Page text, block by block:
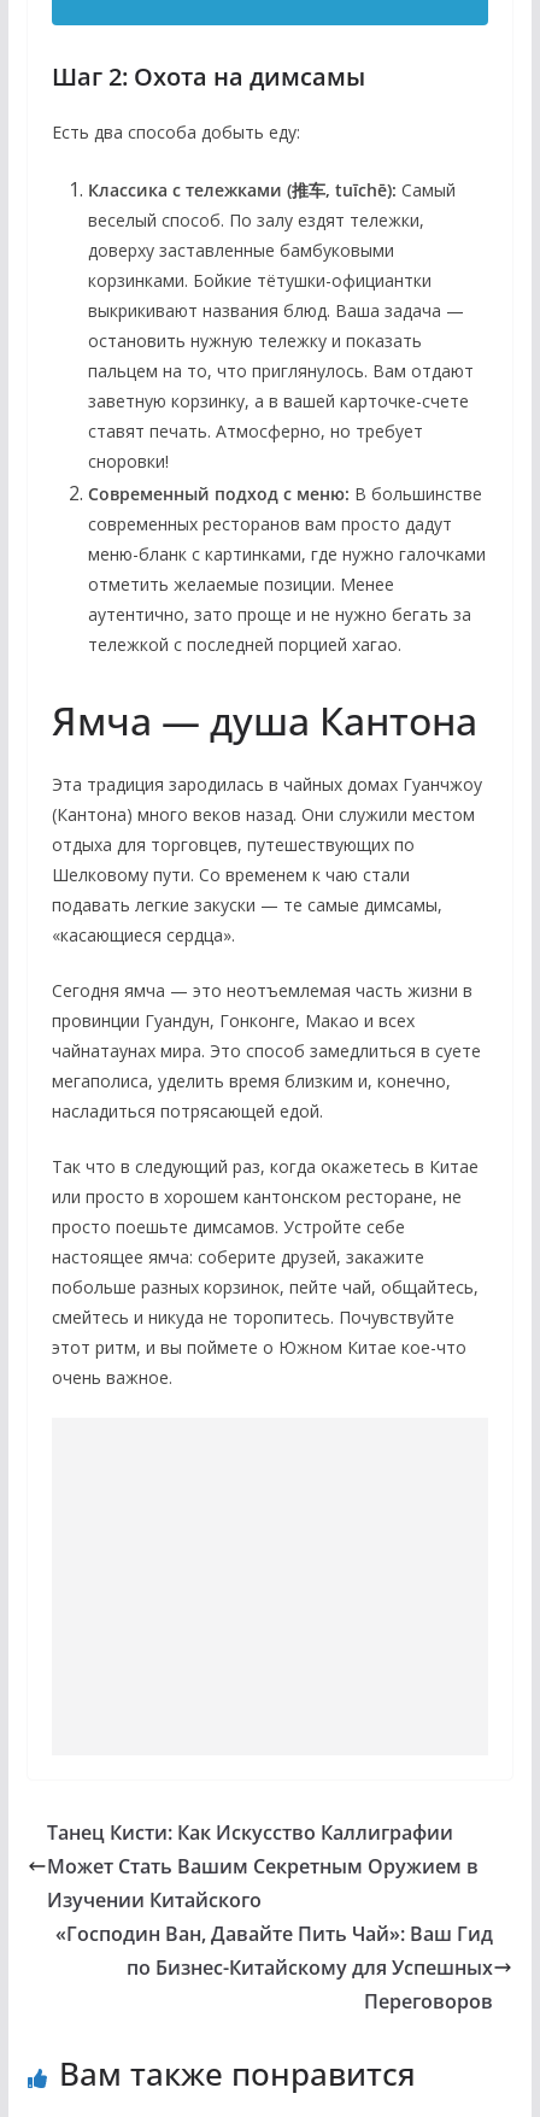
Шаг 2: Охота на димсамы
Есть два способа добыть еду:
Классика с тележками (推车, tuīchē): Самый
веселый способ. По залу ездят тележки,
доверху заставленные бамбуковыми
корзинками. Бойкие тётушки-официантки
выкрикивают названия блюд. Ваша задача —
остановить нужную тележку и показать
пальцем на то, что приглянулось. Вам отдают
заветную корзинку, а в вашей карточке-счете
ставят печать. Атмосферно, но требует
сноровки!
Современный подход с меню: В большинстве
современных ресторанов вам просто дадут
меню-бланк с картинками, где нужно галочками
отметить желаемые позиции. Менее
аутентично, зато проще и не нужно бегать за
тележкой с последней порцией хагао.
Ямча — душа Кантона
Эта традиция зародилась в чайных домах Гуанчжоу
(Кантона) много веков назад. Они служили местом
отдыха для торговцев, путешествующих по
Шелковому пути. Со временем к чаю стали
подавать легкие закуски — те самые димсамы,
«касающиеся сердца».
Сегодня ямча — это неотъемлемая часть жизни в
провинции Гуандун, Гонконге, Макао и всех
чайнатаунах мира. Это способ замедлиться в суете
мегаполиса, уделить время близким и, конечно,
насладиться потрясающей едой.
Так что в следующий раз, когда окажетесь в Китае
или просто в хорошем кантонском ресторане, не
просто поешьте димсамов. Устройте себе
настоящее ямча: соберите друзей, закажите
побольше разных корзинок, пейте чай, общайтесь,
смейтесь и никуда не торопитесь. Почувствуйте
этот ритм, и вы поймете о Южном Китае кое-что
очень важное.
Танец Кисти: Как Искусство Каллиграфии
Может Стать Вашим Секретным Оружием в
Изучении Китайского
«Господин Ван, Давайте Пить Чай»: Ваш Гид
по Бизнес-Китайскому для Успешных
Переговоров
Вам также понравится